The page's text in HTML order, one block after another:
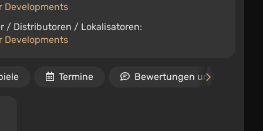
Developments
/ Distributoren / Lokalisatoren:
Developments
Termine Bewertungen und